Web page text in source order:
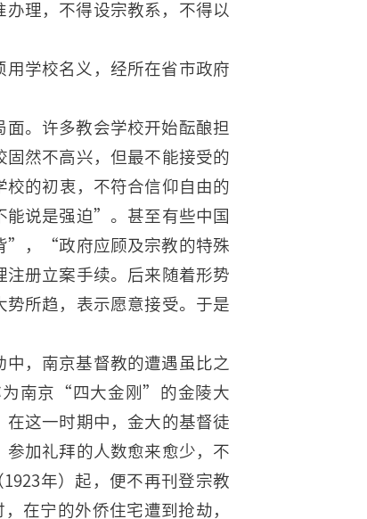
理，不得设宗教系，不得以
学校名义，经所在省市政府
。许多教会学校开始酝酿担
然不高兴，但最不能接受的
的初衷，不符合信仰自由的
能说是强迫”。甚至有些中国
”，“政府应顾及宗教的特殊
册立案手续。后来随着形势
所趋，表示愿意接受。于是
，南京基督教的遭遇虽比之
为南京“四大金刚”的金陵大
这一时期中，金大的基督徒
加礼拜的人数愈来愈少，不
年）起，便不再刊登宗教
在宁的外侨住宅遭到抢劫，